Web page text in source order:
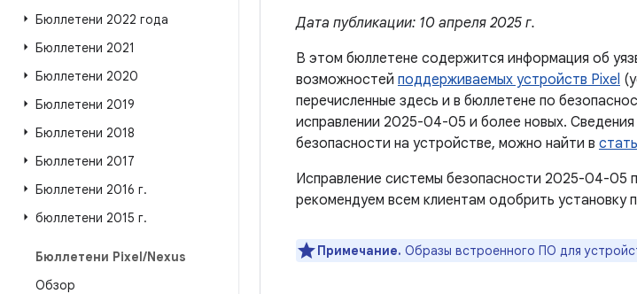
Бюллетени 2022 года
Бюллетени 2021
Бюллетени 2020
Бюллетени 2019
Бюллетени 2018
Бюллетени 2017
Бюллетени 2016 г.
бюллетени 2015 г.
Бюллетени Pixel/Nexus
Обзор
Дата публикации: 10 апреля 2025 г.
В этом бюллетене содержится информация об
возможностей поддерживаемых устройств Pixel
перечисленные здесь и в бюллетене по
исправлении 2025-04-05 и более новых.
безопасности на устройстве, можно найти в
Исправление системы безопасности 2025-04-05
рекомендуем всем клиентам одобрить установку
Примечание. Образы встроенного ПО для